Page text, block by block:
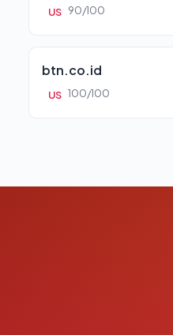
US 90/100
btn.co.id
US 100/100